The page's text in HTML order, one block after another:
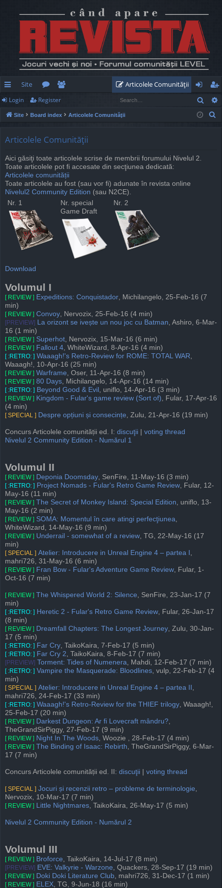
ui
ck
Site
or
u
e
m
Articolele Comunităţii
og
in
eg
ist
Login Register
Site Board index Articolele Comunităţii
Articolele Comunităţii
Aici găsiţi toate articolele scrise de membrii forumului Nivelul 2.
Toate articolele pot fi accesate din secţiunea dedicată:
Articolele comunității
Toate articolele au fost (sau vor fi) adunate în revista online
Nivelul2 Community Edition (sau N2CE).
Nr. 1
Nr. special
Game Draft
Nr. 2
Download
Volumul I
[ REVIEW ] Expeditions: Conquistador, Michilangelo, 25-Feb-16 (7
min)
[ REVIEW ] Convoy, Nervozix, 25-Feb-16 (4 min)
[PREVIEW] La orizont se ivește un nou joc cu Batman, Ashiro, 6-Mar-
16 (1 min)
[ REVIEW ] Superhot, Nervozix, 15-Mar-16 (6 min)
[ REVIEW ] Fallout 4, WhiteWizard, 8-Apr-16 (4 min)
[ :RETRO: ] Waaagh!'s Retro-Review for ROME: TOTAL WAR,
Waaagh!, 10-Apr-16 (25 min)
[ REVIEW ] Warframe, Oser, 11-Apr-16 (8 min)
[ REVIEW ] 80 Days, Michilangelo, 14-Apr-16 (14 min)
[ :RETRO: ] Beyond Good & Evil , uniflo, 14-Apr-16 (3 min)
[ REVIEW ] Kingdom - Fular's game review (Sort of), Fular, 17-Apr-16
(4 min)
[ SPECIAL ] Despre opțiuni și consecințe, Zulu, 21-Apr-16 (19 min)
Concurs Articolele comunității ed. I: discuţii
voting thread
Nivelul 2 Community Edition - Numărul 1
Volumul II
[ REVIEW ] Deponia Doomsday, SenFire, 11-May-16 (3 min)
[ :RETRO: ] Project Nomads - Fular's Retro Game Review, Fular, 12-
May-16 (11 min)
[ REVIEW ] The Secret of Monkey Island: Special Edition, uniflo, 13-
May-16 (2 min)
[ REVIEW ] SOMA: Momentul în care atingi perfecţiunea,
WhiteWizard, 14-May-16 (9 min)
[ REVIEW ] Underrail - somewhat of a review, TG, 22-May-16 (17
min)
[ SPECIAL ] Atelier: Introducere in Unreal Engine 4 – partea I ,
mahri726, 31-May-16 (6 min)
[ REVIEW ] Fran Bow - Fular's Adventure Game Review, Fular, 1-
Oct-16 (7 min)
[ REVIEW ] The Whispered World 2: Silence, SenFire, 23-Jan-17 (7
min)
[ :RETRO: ] Heretic 2 - Fular's Retro Game Review, Fular, 26-Jan-17
(8 min)
[ REVIEW ] Dreamfall Chapters: The Longest Journey, Zulu, 30-Jan-
17 (5 min)
[ :RETRO: ] Far Cry, TaikoKaira, 7-Feb-17 (5 min)
[ :RETRO: ] Far Cry 2, TaikoKaira, 8-Feb-17 (7 min)
[PREVIEW] Torment: Tides of Numenera, Mahdi, 12-Feb-17 (7 min)
[ :RETRO: ] Vampire the Masquerade: Bloodlines, vulp, 22-Feb-17 (4
min)
[ SPECIAL ] Atelier: Introducere in Unreal Engine 4 – partea II ,
mahri726, 24-Feb-17 (33 min)
[ :RETRO: ] Waaagh!'s Retro-Review for the THIEF trilogy, Waaagh!,
25-Feb-17 (20 min)
[ REVIEW ] Darkest Dungeon: Ar fi Lovecraft mândru?,
TheGrandSirPiggy, 27-Feb-17 (9 min)
[ REVIEW ] Night In The Woods, Woozie , 28-Feb-17 (4 min)
[ REVIEW ] The Binding of Isaac: Rebirth, TheGrandSirPiggy, 6-Mar-
17 (7 min)
Concurs Articolele comunității ed. II: discuţii voting thread
[ SPECIAL ] Jocuri și recenzii retro – probleme de terminologie,
Nervozix, 10-Mar-17 (7 min)
[ REVIEW ] Little Nightmares, TaikoKaira, 26-May-17 (5 min)
Nivelul 2 Community Edition - Numărul 2
Volumul III
[ REVIEW ] Broforce, TaikoKaira, 14-Jul-17 (8 min)
[PREVIEW] EVE: Valkyrie - Warzone, Quackers, 28-Sep-17 (19 min)
[ REVIEW ] Doki Doki Literature Club, mahri726, 31-Dec-17 (1 min)
[ REVIEW ] ELEX, TG, 9-Jun-18 (16 min)